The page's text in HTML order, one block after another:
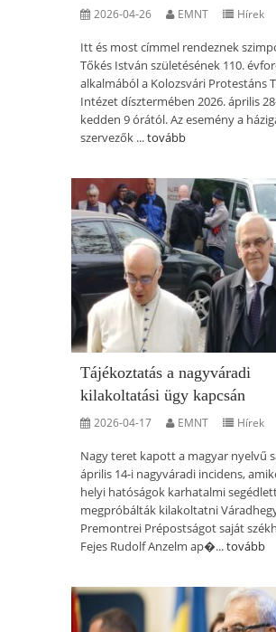
2026-04-26 EMNT Hírek
Itt és most címmel rendeznek
Tőkés István születésének 110.
alkalmából a Kolozsvári Protestáns
Intézet dísztermében 2026. április
kedden 9 órától. Az esemény a
szervezők ...tovább
Tájékoztatás a nagyváradi
kilakoltatási ügy kapcsán
2026-04-17 EMNT Hírek
Nagy teret kapott a magyar nyelvű
április 14-i nagyváradi incidens,
helyi hatóságok karhatalmi
megpróbálták kilakoltatni
Premontrei Prépostságot saját
Fejes Rudolf Anzelm ap�...tovább